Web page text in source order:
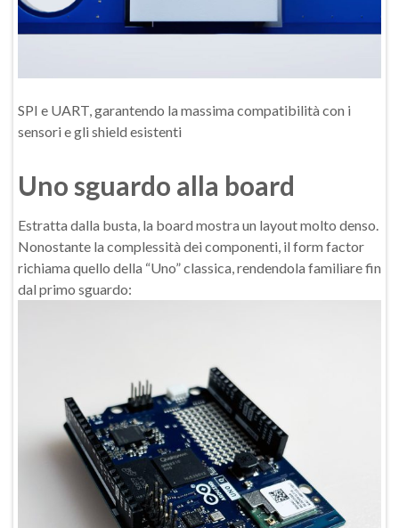
SPI e UART, garantendo la massima compatibilità con i
sensori e gli shield esistenti
Uno sguardo alla board
Estratta dalla busta, la board mostra un layout molto denso.
Nonostante la complessità dei componenti, il form factor
richiama quello della “Uno” classica, rendendola familiare fin
dal primo sguardo: